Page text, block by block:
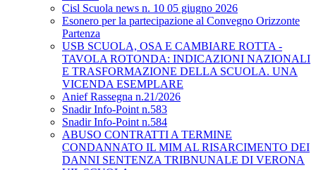
Cisl Scuola news n. 10 05 giugno 2026
Esonero per la partecipazione al Convegno Orizzonte
Partenza
USB SCUOLA, OSA E CAMBIARE ROTTA -
TAVOLA ROTONDA: INDICAZIONI NAZIONALI
E TRASFORMAZIONE DELLA SCUOLA. UNA
VICENDA ESEMPLARE
Anief Rassegna n.21/2026
Snadir Info-Point n.583
Snadir Info-Point n.584
ABUSO CONTRATTI A TERMINE
CONDANNATO IL MIM AL RISARCIMENTO DEI
DANNI SENTENZA TRIBNUNALE DI VERONA